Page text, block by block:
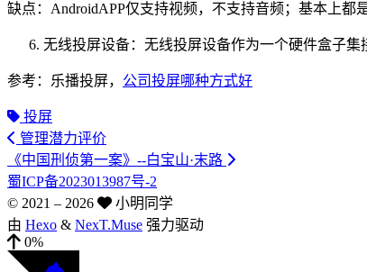
缺点：AndroidAPP仅支持视频，不支持音频；基本上都
无线投屏设备：无线投屏设备作为一个硬件盒子集
参考：乐播投屏， 公司投屏哪种方式好
投屏
管理潜力评价
《中国刑侦第一案》--白宝山·末路
蜀ICP备2023013987号-2
© 2021 – 2026
小明同学
由 Hexo & NexT.Muse 强力驱动
0%